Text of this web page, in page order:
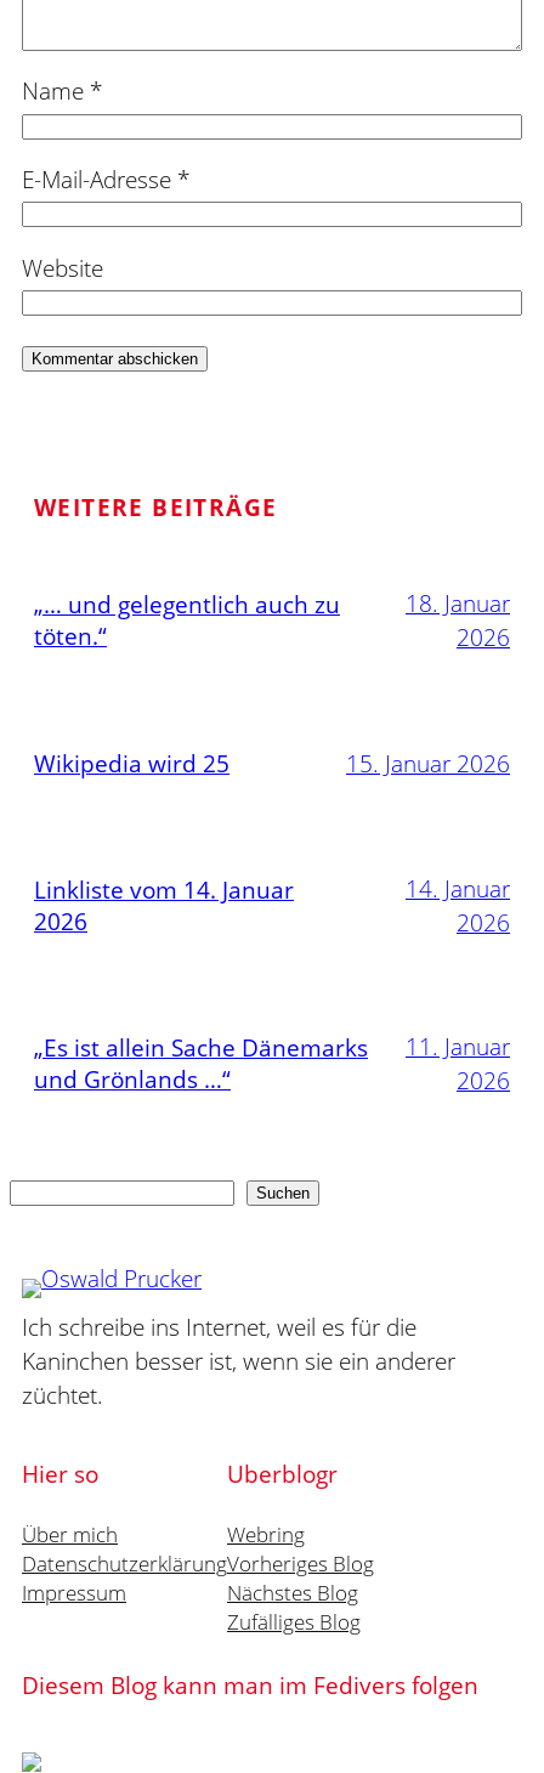
Name *
E-Mail-Adresse *
Website
WEITERE BEITRÄGE
„… und gelegentlich auch zu
töten.“
18. Januar
2026
Wikipedia wird 25 15. Januar 2026
Linkliste vom 14. Januar
2026
14. Januar
2026
„Es ist allein Sache Dänemarks
und Grönlands …“
11. Januar
2026
Suchen Suchen
Ich schreibe ins Internet, weil es für die
Kaninchen besser ist, wenn sie ein anderer
züchtet.
Hier so
Über mich
Datenschutzerklärung
Impressum
Uberblogr
Webring
Vorheriges Blog
Nächstes Blog
Zufälliges Blog
Diesem Blog kann man im Fedivers folgen